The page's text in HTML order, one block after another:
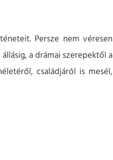
Persze nem véresen
a drámai szerepektől a
családjáról is mesél,